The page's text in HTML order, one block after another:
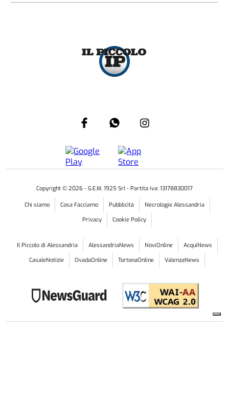
Copyright © 2026 - G.E.M. 1925 Srl - Partita iva: 13178830017
Chi siamo Cosa Facciamo Pubblicità
Necrologie Alessandria
Privacy
Cookie Policy
Il Piccolo di Alessandria AlessandriaNews NoviOnline
AcquiNews
CasaleNotizie
OvadaOnline TortonaOnline ValenzaNews